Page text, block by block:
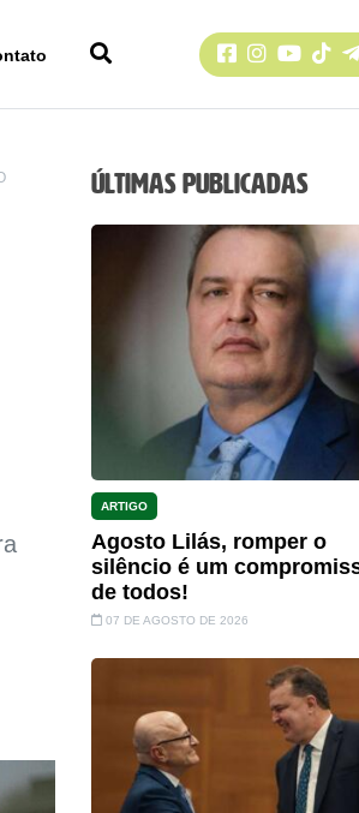
Facebook
Instagram
YouTube
Últimas Publicadas
ARTIGO
Agosto Lilás, romper o
silêncio é um
de todos!
07 DE AGOSTO DE 2026